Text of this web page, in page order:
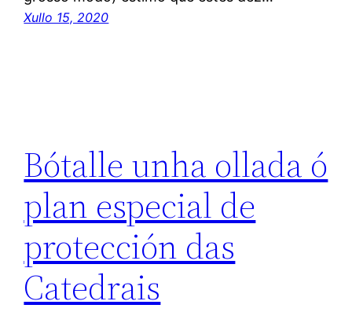
Xullo 15, 2020
Bótalle unha ollada ó
plan especial de
protección das
Catedrais